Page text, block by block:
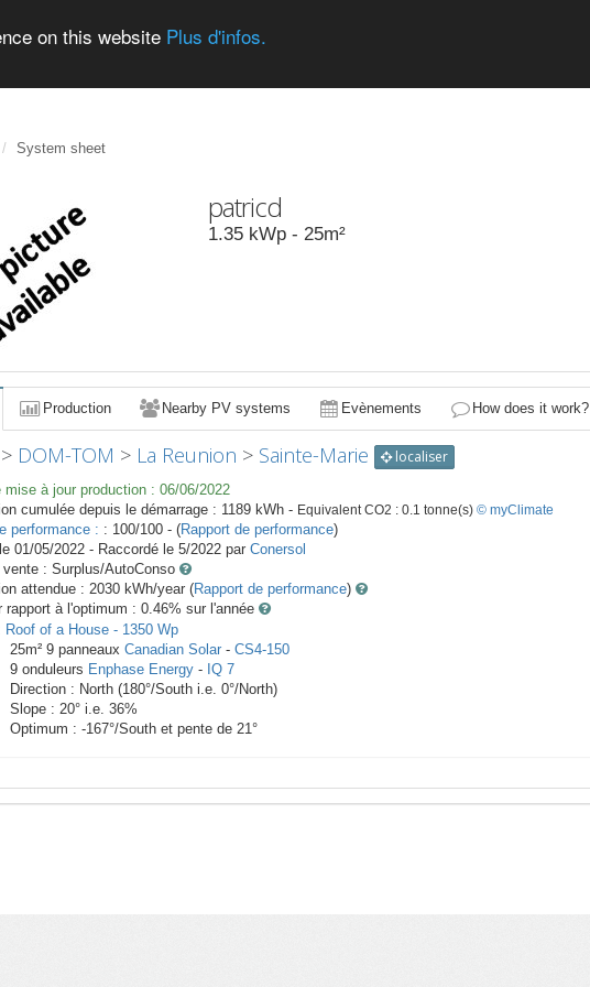
on this website Plus d'infos.
System sheet
patricd
1.35 kWp - 25m²
Production Nearby PV systems Evènements How does it work?
> DOM-TOM > La Reunion > Sainte-Marie localiser
mise à jour production : 06/06/2022
cumulée depuis le démarrage : 1189 kWh - Equivalent CO2 : 0.1 tonne(s) © myClimate
performance : : 100/100 - (Rapport de performance)
01/05/2022 - Raccordé le 5/2022 par Conersol
vente : Surplus/AutoConso
attendue : 2030 kWh/year (Rapport de performance)
rapport à l'optimum : 0.46% sur l'année
Roof of a House - 1350 Wp
25m² 9 panneaux Canadian Solar - CS4-150
9 onduleurs Enphase Energy - IQ 7
Direction : North (180°/South i.e. 0°/North)
Slope : 20° i.e. 36%
Optimum : -167°/South et pente de 21°